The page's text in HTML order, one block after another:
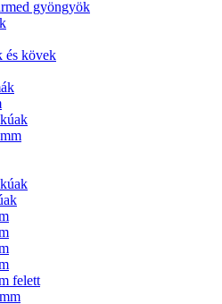
gyöngyök
és kövek
felett